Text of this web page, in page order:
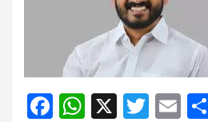
F
W X
T
E